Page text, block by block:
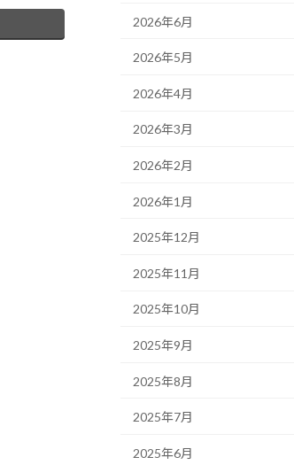
2026年6月
2026年5月
2026年4月
2026年3月
2026年2月
2026年1月
2025年12月
2025年11月
2025年10月
2025年9月
2025年8月
2025年7月
2025年6月